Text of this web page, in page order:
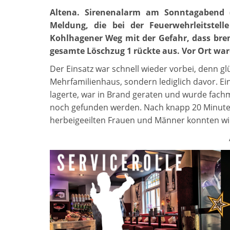
Altena. Sirenenalarm am
Meldung, die bei der
Kohlhagener Weg mit der Gefahr, dass
gesamte Löschzug 1 rückte aus. Vor Ort
Der Einsatz war schnell wieder vorbei, denn
Mehrfamilienhaus, sondern lediglich davor.
lagerte, war in Brand geraten und wurde
noch gefunden werden. Nach knapp 20
herbeigeeilten Frauen und Männer konnten